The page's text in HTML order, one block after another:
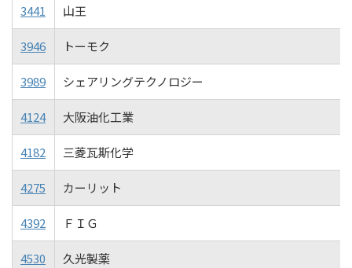
3441 山王
3946 トーモク
3989 シェアリングテクノロジー
4124 大阪油化工業
4182 三菱瓦斯化学
4275 カーリット
4392 ＦＩＧ
4530 久光製薬